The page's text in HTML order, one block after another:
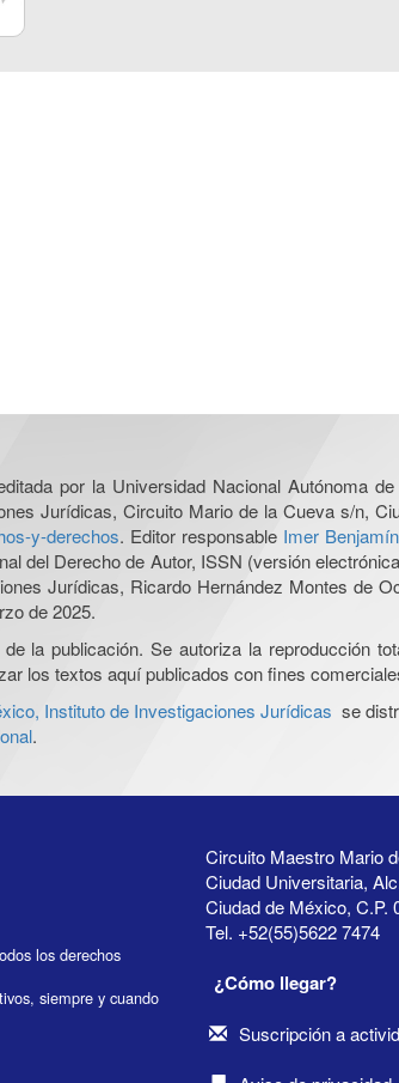
por la Universidad Nacional Autónoma
Jurídicas, Circuito Mario de la Cueva s/n,
y-derechos. Editor responsable Imer
del Derecho de Autor, ISSN (versión
Jurídicas, Ricardo Hernández Montes de
de 2025.
la publicación. Se autoriza la reproducción
los textos aquí publicados con fines
Instituto de Investigaciones Jurídicas se
.
los derechos
siempre y cuando
Circuito Maestro Mario
Ciudad Universitaria,
Ciudad de México, C.P.
Tel. +52(55)5622 7474
¿Cómo llegar?
Suscripción a